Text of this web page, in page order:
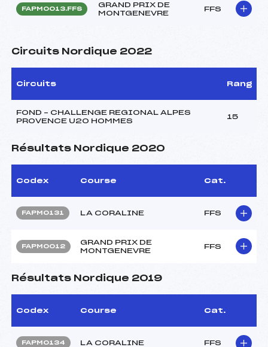
FAPM0013.FFS
GRAND PRIX DE
MONTGENEVRE
FFS
Circuits Nordique 2022
Circuits Rang
FOND – CHALLENGE REGIONAL ALPES
PROVENCE U20 HOMMES
15
Résultats Nordique 2020
Codex Course Cat.
FAPM0131 LA CORALINE FFS
FAPM0012
GRAND PRIX DE
MONTGENEVRE
FFS
Résultats Nordique 2019
Codex Course Cat.
FAPM0134 LA CORALINE FFS